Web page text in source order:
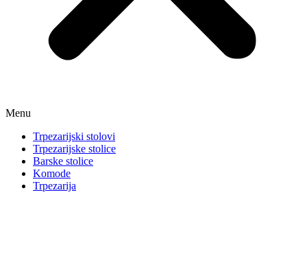
Menu
Trpezarijski stolovi
Trpezarijske stolice
Barske stolice
Komode
Trpezarija